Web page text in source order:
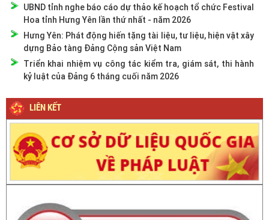
UBND tỉnh nghe báo cáo dự thảo kế hoạch tổ chức Festival
Hoa tỉnh Hưng Yên lần thứ nhất - năm 2026
Hưng Yên: Phát động hiến tặng tài liệu, tư liệu, hiện vật xây
dựng Bảo tàng Đảng Cộng sản Việt Nam
Triển khai nhiệm vụ công tác kiểm tra, giám sát, thi hành
kỷ luật của Đảng 6 tháng cuối năm 2026
LIÊN KẾT